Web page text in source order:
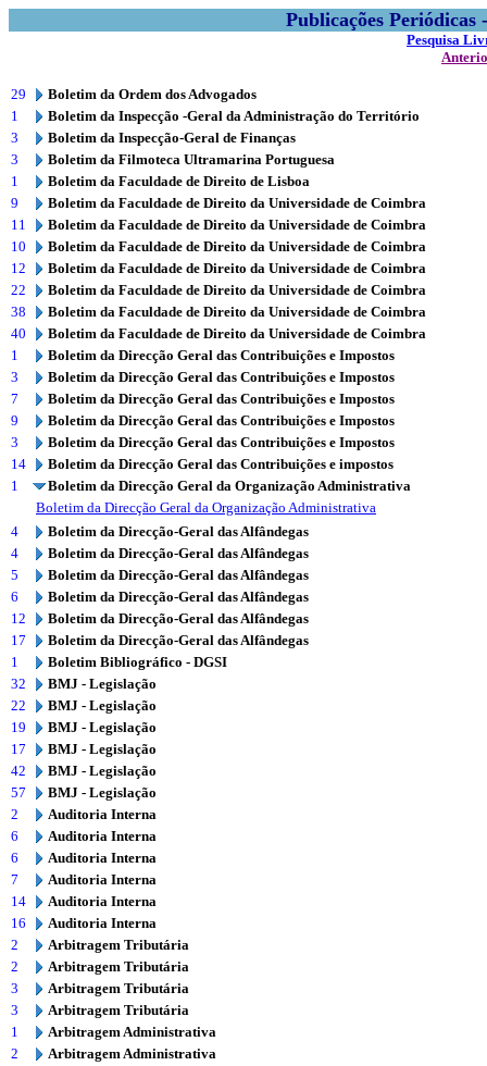
Publicações
Pesquisa
29
Boletim da Ordem dos Advogados
1
Boletim da Inspecção -Geral da Administração do Território
3
Boletim da Inspecção-Geral de Finanças
3
Boletim da Filmoteca Ultramarina Portuguesa
1
Boletim da Faculdade de Direito de Lisboa
9
Boletim da Faculdade de Direito da Universidade de Coimbra
11
Boletim da Faculdade de Direito da Universidade de Coimbra
10
Boletim da Faculdade de Direito da Universidade de Coimbra
12
Boletim da Faculdade de Direito da Universidade de Coimbra
22
Boletim da Faculdade de Direito da Universidade de Coimbra
38
Boletim da Faculdade de Direito da Universidade de Coimbra
40
Boletim da Faculdade de Direito da Universidade de Coimbra
1
Boletim da Direcção Geral das Contribuições e Impostos
3
Boletim da Direcção Geral das Contribuições e Impostos
7
Boletim da Direcção Geral das Contribuições e Impostos
9
Boletim da Direcção Geral das Contribuições e Impostos
3
Boletim da Direcção Geral das Contribuições e Impostos
14
Boletim da Direcção Geral das Contribuições e impostos
1
Boletim da Direcção Geral da Organização Administrativa
Boletim da Direcção Geral da Organização Administrativa
4
Boletim da Direcção-Geral das Alfândegas
4
Boletim da Direcção-Geral das Alfândegas
5
Boletim da Direcção-Geral das Alfândegas
6
Boletim da Direcção-Geral das Alfândegas
12
Boletim da Direcção-Geral das Alfândegas
17
Boletim da Direcção-Geral das Alfândegas
1
Boletim Bibliográfico - DGSI
32
BMJ - Legislação
22
BMJ - Legislação
19
BMJ - Legislação
17
BMJ - Legislação
42
BMJ - Legislação
57
BMJ - Legislação
2
Auditoria Interna
6
Auditoria Interna
6
Auditoria Interna
7
Auditoria Interna
14
Auditoria Interna
16
Auditoria Interna
2
Arbitragem Tributária
2
Arbitragem Tributária
3
Arbitragem Tributária
3
Arbitragem Tributária
1
Arbitragem Administrativa
2
Arbitragem Administrativa